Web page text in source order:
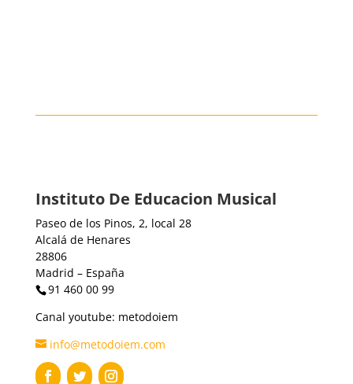
Instituto De Educacion Musical
Paseo de los Pinos, 2, local 28
Alcalá de Henares
28806
Madrid – España
91 460 00 99
Canal youtube: metodoiem
info@metodoiem.com